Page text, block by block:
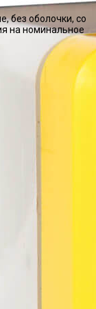
без оболочки, со
на номинальное